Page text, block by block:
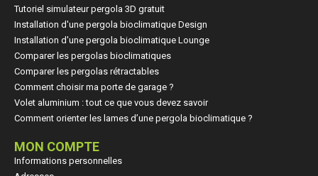
Tutoriel simulateur pergola 3D gratuit
Installation d'une pergola bioclimatique Design
Installation d'une pergola bioclimatique Lounge
Comparer les pergolas bioclimatiques
Comparer les pergolas rétractables
Comment choisir ma porte de garage ?
Volet aluminium : tout ce que vous devez savoir
Comment orienter les lames d’une pergola bioclimatique ?
MON COMPTE
Informations personnelles